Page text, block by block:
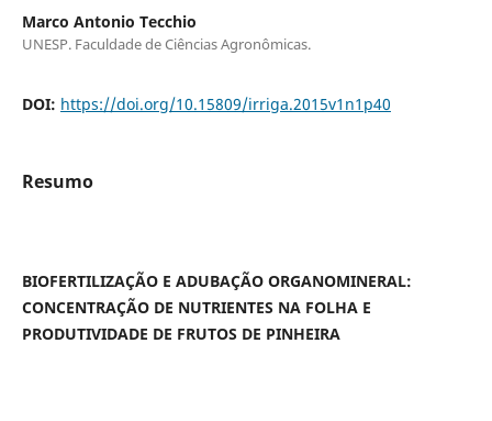
Marco Antonio Tecchio
UNESP. Faculdade de Ciências Agronômicas.
DOI: https://doi.org/10.15809/irriga.2015v1n1p40
Resumo
BIOFERTILIZAÇÃO E ADUBAÇÃO ORGANOMINERAL:
CONCENTRAÇÃO DE NUTRIENTES NA FOLHA E
PRODUTIVIDADE DE FRUTOS DE PINHEIRA